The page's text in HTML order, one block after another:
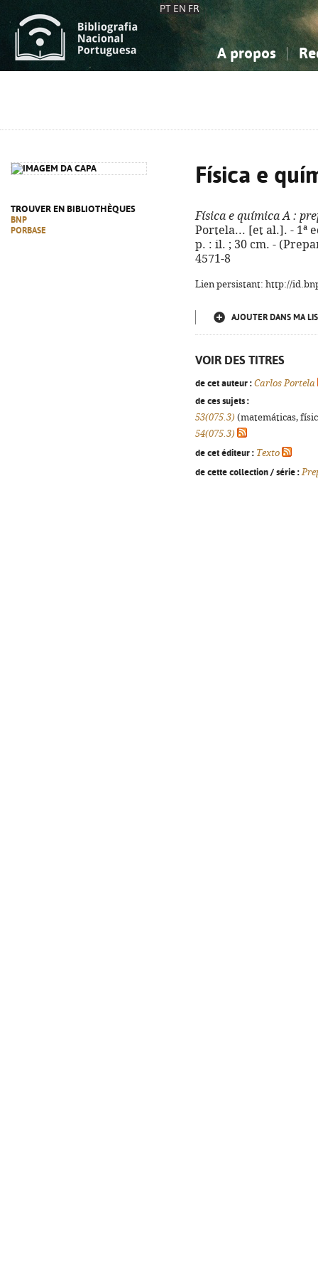
PT EN FR
A propos
TROUVER EN BIBLIOTHÈQUES
BNP
PORBASE
Física e
Física e química A :
Portela... [et al.]. - 1ª
p. : il. ; 30 cm. -
4571-8
Lien persistant: http://
AJOUTER DANS MA
VOIR DES TITRES
de cet auteur : Carlos Portela
de ces sujets :
53(075.3) (matemáticas,
54(075.3)
de cet éditeur : Texto
de cette collection / série :